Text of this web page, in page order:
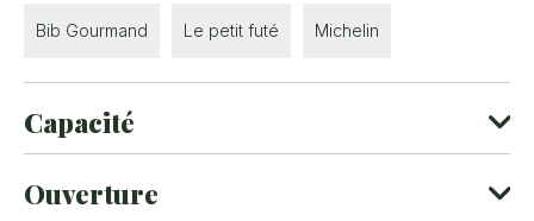
Bib Gourmand Le petit futé Michelin
Capacité
25 couvert(s)
Ouverture